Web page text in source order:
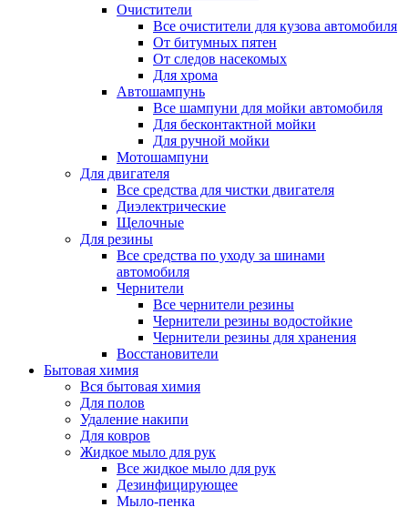
Очистители
Все очистители для кузова автомобиля
От битумных пятен
От следов насекомых
Для хрома
Автошампунь
Все шампуни для мойки автомобиля
Для бесконтактной мойки
Для ручной мойки
Мотошампуни
Для двигателя
Все средства для чистки двигателя
Диэлектрические
Щелочные
Для резины
Все средства по уходу за шинами
автомобиля
Чернители
Все чернители резины
Чернители резины водостойкие
Чернители резины для хранения
Восстановители
Бытовая химия
Вся бытовая химия
Для полов
Удаление накипи
Для ковров
Жидкое мыло для рук
Все жидкое мыло для рук
Дезинфицирующее
Мыло-пенка